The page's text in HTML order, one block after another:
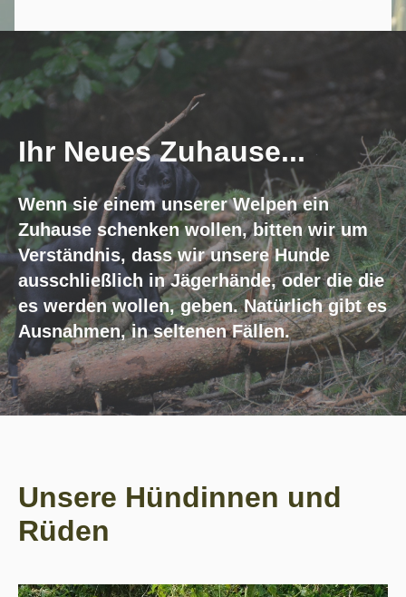
Ihr Neues Zuhause...
Wenn sie einem unserer Welpen ein
Zuhause schenken wollen, bitten wir um
Verständnis, dass wir unsere Hunde
ausschließlich in Jägerhände, oder die die
es werden wollen, geben. Natürlich gibt es
Ausnahmen, in seltenen Fällen.
Unsere Hündinnen und
Rüden